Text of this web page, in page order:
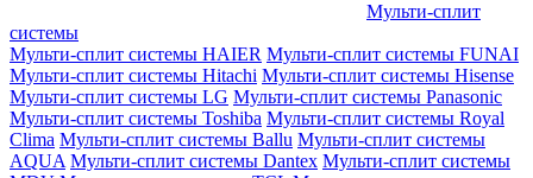
Мульти-сплит
системы
Мульти-сплит системы HAIER Мульти-сплит системы FUNAI
Мульти-сплит системы Hitachi Мульти-сплит системы Hisense
Мульти-сплит системы LG Мульти-сплит системы Panasonic
Мульти-сплит системы Toshiba Мульти-сплит системы Royal
Clima Мульти-сплит системы Ballu Мульти-сплит системы
AQUA Мульти-сплит системы Dantex Мульти-сплит системы